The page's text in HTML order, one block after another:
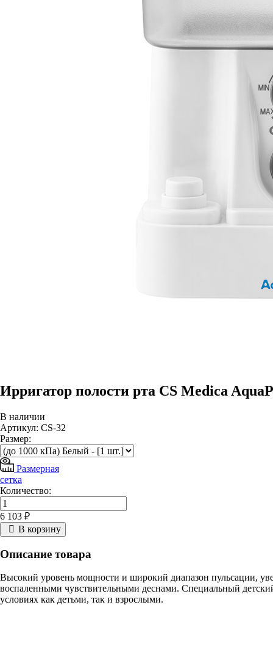
Ирригатор полости рта CS Medica
В наличии
Артикул: CS-32
Размер:
Размерная
сетка
Количество:
6 103 ₽
В корзину
Описание товара
Высокий уровень мощности и широкий диапазон пульсации,
воспаленными чувствительными деснами. Специальный
условиях как детьми, так и взрослыми.